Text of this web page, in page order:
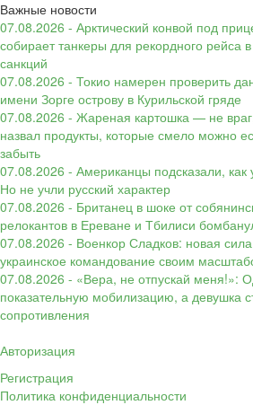
Важные новости
07.08.2026 - Арктический конвой под
собирает танкеры для рекордного рейса
санкций
07.08.2026 - Токио намерен проверить
имени Зорге острову в Курильской гряде
07.08.2026 - Жареная картошка — не
назвал продукты, которые смело можно
забыть
07.08.2026 - Американцы подсказали, как
Но не учли русский характер
07.08.2026 - Британец в шоке от
релокантов в Ереване и Тбилиси
07.08.2026 - Военкор Сладков: новая
украинское командование своим
07.08.2026 - «Вера, не отпускай меня!»:
показательную мобилизацию, а девушка
сопротивления
Авторизация
Регистрация
Политика конфиденциальности